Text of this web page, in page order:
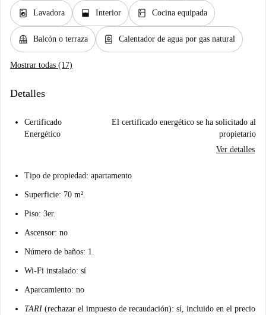
local_laundry_service Lavadora window_open Interior kitchen Cocina equipada
balcony Balcón o terraza water_heater Calentador de agua por gas natural
Mostrar todas (17)
Detalles
Certificado
Energético
El certificado energético se ha solicitado al
propietario
Ver detalles
Tipo de propiedad: apartamento
Superficie: 70 m².
Piso: 3er.
Ascensor: no
Número de baños: 1.
Wi-Fi instalado: sí
Aparcamiento: no
TARI (rechazar el impuesto de recaudación): sí, incluido en el precio